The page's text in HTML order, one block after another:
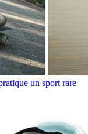
un sport rare